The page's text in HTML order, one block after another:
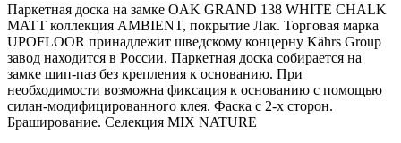
Паркетная доска на замке OAK GRAND 138 WHITE CHALK
MATT коллекция AMBIENT, покрытие Лак. Торговая марка
UPOFLOOR принадлежит шведскому концерну Kährs Group
завод находится в России. Паркетная доска собирается на
замке шип-паз без крепления к основанию. При
необходимости возможна фиксация к основанию с помощью
силан-модифицированного клея. Фаска с 2-х сторон.
Браширование. Селекция MIX NATURE